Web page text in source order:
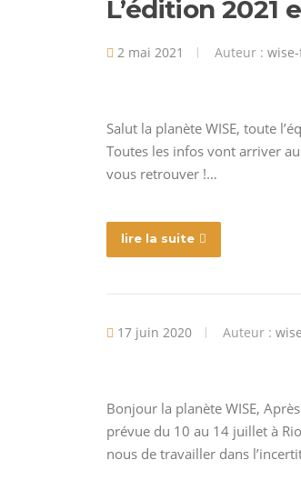
L’édition 2021
2 mai 2021 Auteur :
Salut la planète WISE, toute
Toutes les infos vont arriver
vous retrouver !…
lire la suite
17 juin 2020 Auteur :
Bonjour la planète WISE,
prévue du 10 au 14 juillet à
nous de travailler dans